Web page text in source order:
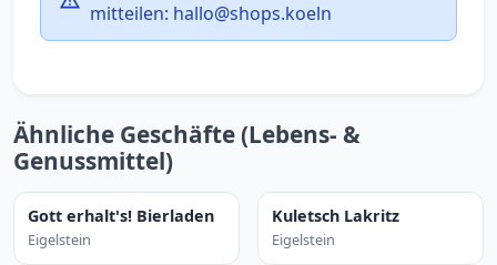
mitteilen: hallo@shops.koeln
Ähnliche Geschäfte (Lebens- &
Genussmittel)
Gott erhalt's! Bierladen
Eigelstein
Kuletsch Lakritz
Eigelstein